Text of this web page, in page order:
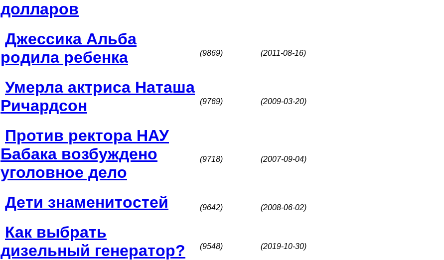
долларов
Джессика Альба
родила ребенка
(9869) (2011-08-16)
Умерла актриса Наташа
Ричардсон
(9769) (2009-03-20)
Против ректора НАУ
Бабака возбуждено
уголовное дело
(9718) (2007-09-04)
Дети знаменитостей (9642) (2008-06-02)
Как выбрать
дизельный генератор?
(9548) (2019-10-30)